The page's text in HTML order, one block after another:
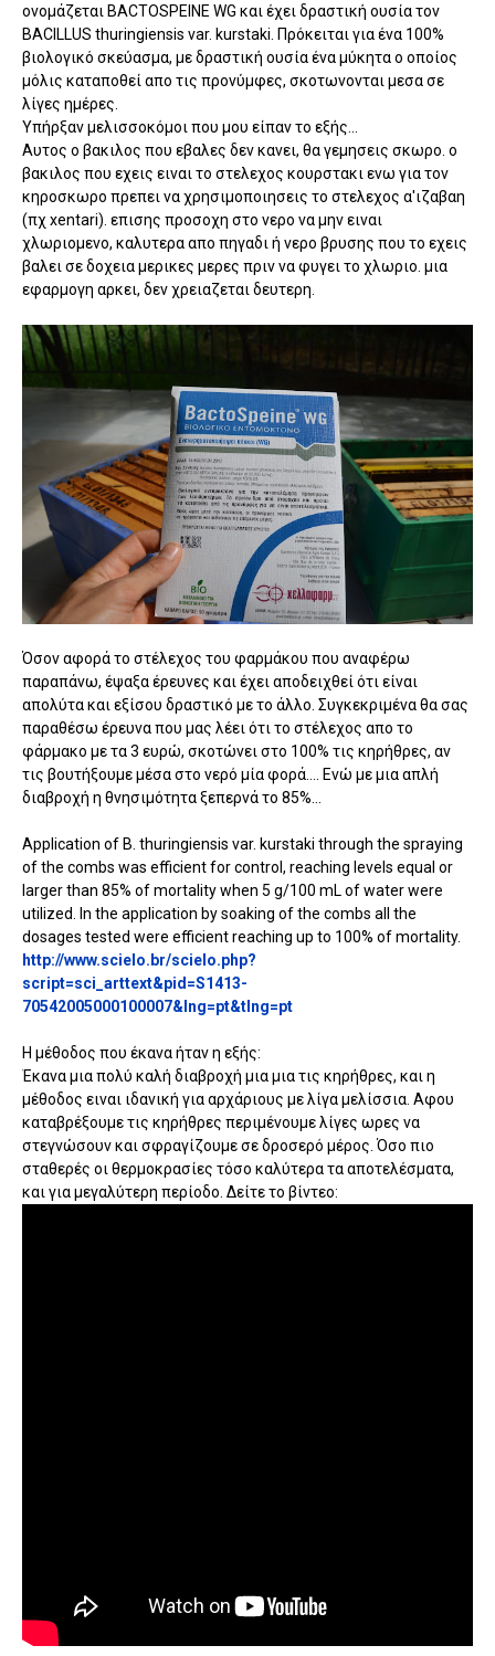
ονομάζεται BACTOSPEINE WG και έχει δραστική ουσία τον
BACILLUS thuringiensis var. kurstaki. Πρόκειται για ένα 100%
βιολογικό σκεύασμα, με δραστική ουσία ένα μύκητα ο οποίος
μόλις καταποθεί απο τις προνύμφες, σκοτωνονται μεσα σε
λίγες ημέρες.
Υπήρξαν μελισσοκόμοι που μου είπαν το εξής...
Αυτος ο βακιλος που εβαλες δεν κανει, θα γεμησεις σκωρο. ο
βακιλος που εχεις ειναι το στελεχος κουρστακι ενω για τον
κηροσκωρο πρεπει να χρησιμοποιησεις το στελεχος α'ιζαβαη
(πχ xentari). επισης προσοχη στο νερο να μην ειναι
χλωριομενο, καλυτερα απο πηγαδι ή νερο βρυσης που το εχεις
βαλει σε δοχεια μερικες μερες πριν να φυγει το χλωριο. μια
εφαρμογη αρκει, δεν χρειαζεται δευτερη.
Όσον αφορά το στέλεχος του φαρμάκου που αναφέρω
παραπάνω, έψαξα έρευνες και έχει αποδειχθεί ότι είναι
απολύτα και εξίσου δραστικό με το άλλο. Συγκεκριμένα θα σας
παραθέσω έρευνα που μας λέει ότι το στέλεχος απο το
φάρμακο με τα 3 ευρώ, σκοτώνει στο 100% τις κηρήθρες, αν
τις βουτήξουμε μέσα στο νερό μία φορά.... Ενώ με μια απλή
διαβροχή η θνησιμότητα ξεπερνά το 85%...
Application of B. thuringiensis var. kurstaki through the spraying
of the combs was efficient for control, reaching levels equal or
larger than 85% of mortality when 5 g/100 mL of water were
utilized. In the application by soaking of the combs all the
dosages tested were efficient reaching up to 100% of mortality.
http://www.scielo.br/scielo.php?
script=sci_arttext&pid=S1413-
70542005000100007&lng=pt&tlng=pt
Η μέθοδος που έκανα ήταν η εξής:
Έκανα μια πολύ καλή διαβροχή μια μια τις κηρήθρες, και η
μέθοδος ειναι ιδανική για αρχάριους με λίγα μελίσσια. Αφου
καταβρέξουμε τις κηρήθρες περιμένουμε λίγες ωρες να
στεγνώσουν και σφραγίζουμε σε δροσερό μέρος. Όσο πιο
σταθερές οι θερμοκρασίες τόσο καλύτερα τα αποτελέσματα,
και για μεγαλύτερη περίοδο. Δείτε το βίντεο: